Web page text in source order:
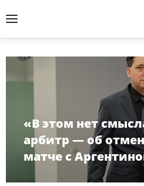
«В этом нет
арбитр — об
матче с